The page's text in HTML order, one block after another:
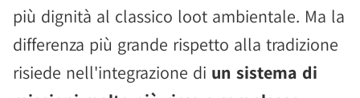
più dignità al classico loot ambientale. Ma la
differenza più grande rispetto alla tradizione
risiede nell'integrazione di un sistema di